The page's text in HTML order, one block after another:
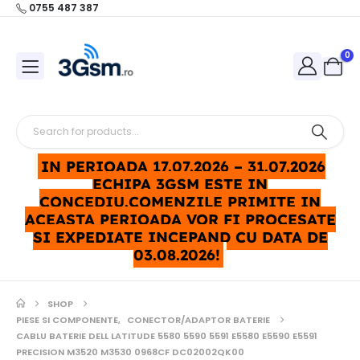
0755 487 387
0
IN PERIOADA 17.07.2026 – 31.07.2026
ECHIPA 3GSM ESTE IN
CONCEDIU.COMENZILE PRIMITE IN
ACEASTA PERIOADA VOR FI PROCESATE
SI EXPEDIATE INCEPAND CU DATA DE
03.08.2026!
SHOP
PIESE SI COMPONENTE, CONECTOR/ADAPTOR BATERIE
CABLU BATERIE DELL LATITUDE 5580 5590 5591 E5580 E5590 E5591
PRECISION M3520 M3530 0968CF DC02002QK00